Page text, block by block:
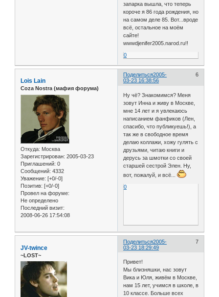
запарка вышла, что теперь
короче я 86 года рождения, но
на самом деле 85. Вот...вроде
всё, остальное на моём
сайте!
wwwdjenifer2005.narod.ru!!
0
Поделиться 6
2005-
03-23 16:38:56
Lois Lain
Coza Nostra (мафия форума)
Откуда: Москва
Зарегистрирован: 2005-03-23
Приглашений: 0
Сообщений: 4332
Уважение: [+0/-0]
Позитив: [+0/-0]
Провел на форуме:
Не определено
Последний визит:
2008-06-26 17:54:08
Ну чё? Знакомимся? Меня
зовут Инна и живу в Москве,
мне 14 лет и я увлекаюсь
написанием фанфиков (Лен,
спасибо, что публикуешь!), а
так же в свободное время
делаю коллажи, хожу гулять с
друзьями, читаю книги и
дерусь за шмотки со своей
старшей сестрой Элен. Ну,
вот, пожалуй, и всё...
0
Поделиться 7
2005-
03-23 18:29:49
JV-twince
~LOST~
Привет!
Мы близняшки, нас зовут
Вика и Юля, живём в Москве,
нам 15 лет, учимся в школе, в
10 классе. Больше всех